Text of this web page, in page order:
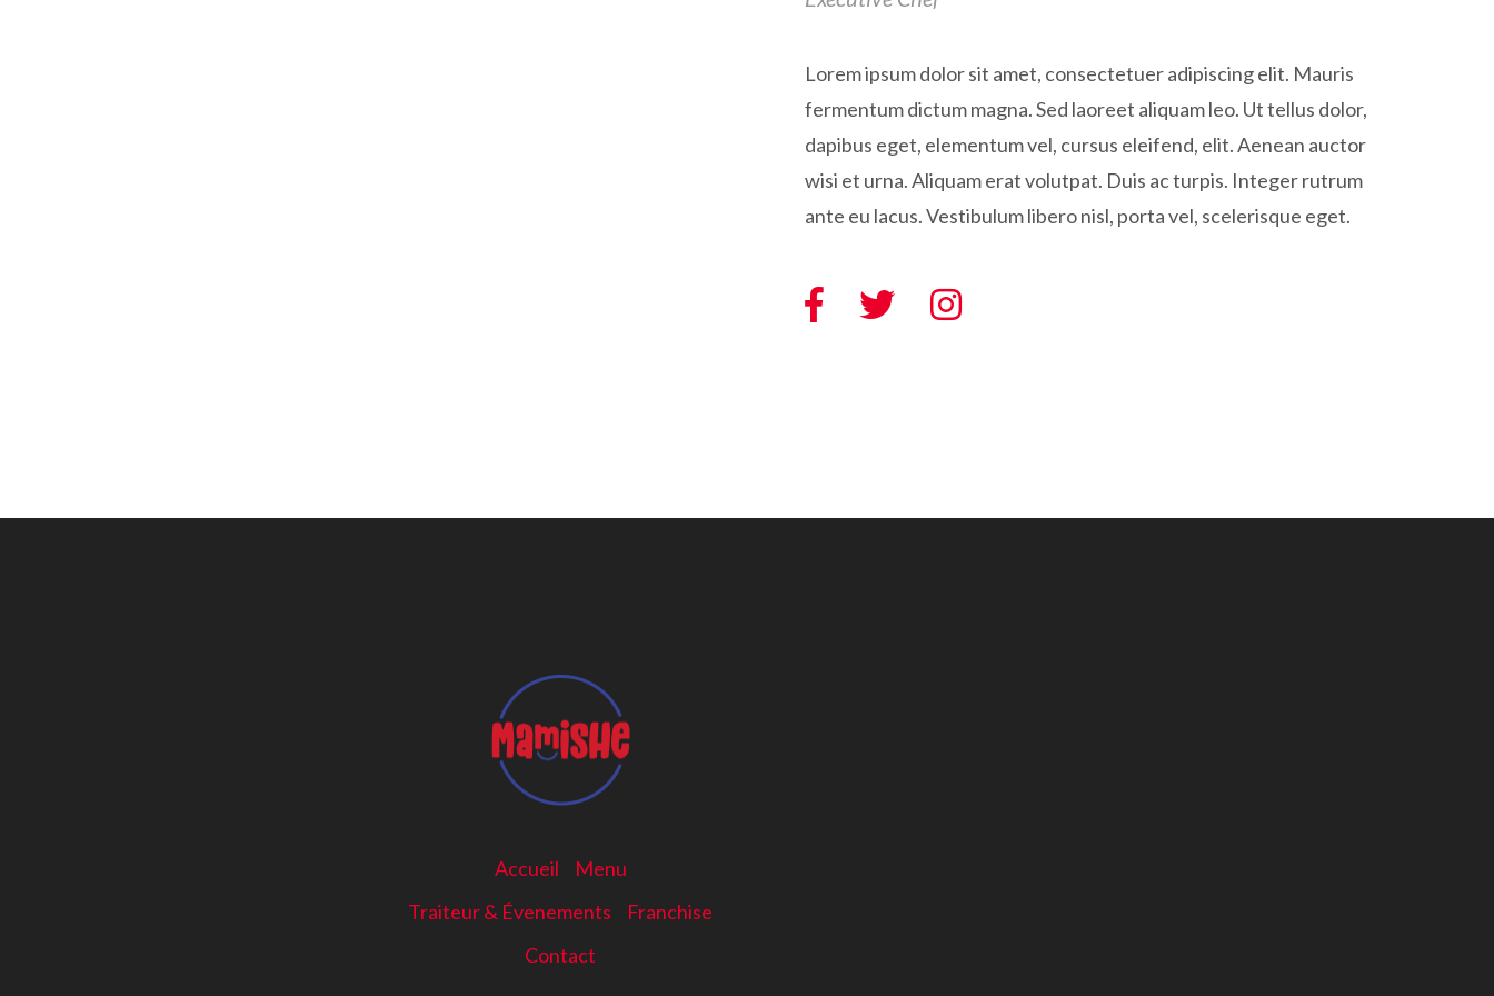
Lorem ipsum dolor sit amet, consectetuer adipiscing elit. Mauris
fermentum dictum magna. Sed laoreet aliquam leo. Ut tellus dolor,
dapibus eget, elementum vel, cursus eleifend, elit. Aenean auctor
wisi et urna. Aliquam erat volutpat. Duis ac turpis. Integer rutrum
ante eu lacus. Vestibulum libero nisl, porta vel, scelerisque eget.
Accueil
Menu
Traiteur & Évenements
Franchise
Contact